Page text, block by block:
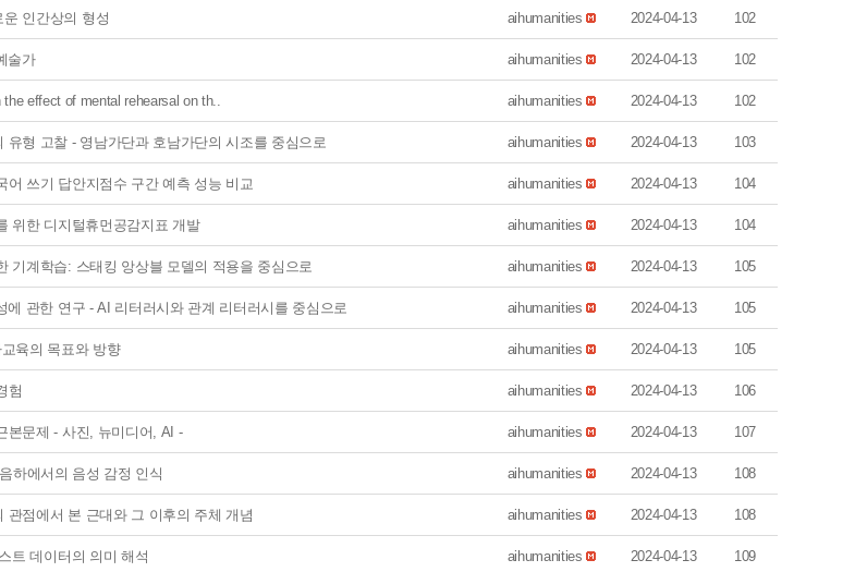
인간상의 형성 aihumanities 2024-04-13 102
술가 aihumanities 2024-04-13 102
effect of mental rehearsal on th.. aihumanities 2024-04-13 102
유형 고찰 - 영남가단과 호남가단의 시조를 중심으로 aihumanities 2024-04-13 103
어 쓰기 답안지점수 구간 예측 성능 비교 aihumanities 2024-04-13 104
위한 디지털휴먼공감지표 개발 aihumanities 2024-04-13 104
기계학습: 스태킹 앙상블 모델의 적용을 중심으로 aihumanities 2024-04-13 105
에 관한 연구 - AI 리터러시와 관계 리터러시를 중심으로 aihumanities 2024-04-13 105
육의 목표와 방향 aihumanities 2024-04-13 105
험 aihumanities 2024-04-13 106
본문제 - 사진, 뉴미디어, AI - aihumanities 2024-04-13 107
하에서의 음성 감정 인식 aihumanities 2024-04-13 108
관점에서 본 근대와 그 이후의 주체 개념 aihumanities 2024-04-13 108
트 데이터의 의미 해석 aihumanities 2024-04-13 109